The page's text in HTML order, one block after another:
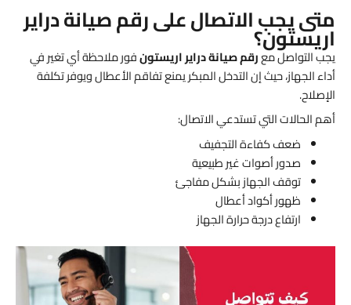
متى يجب الاتصال على رقم صيانة دراير
اريستون؟
يجب التواصل معرقم صيانة دراير اريستونفور ملاحظة أي تغير في
أداء الجهاز، حيث إن التدخل المبكر يمنع تفاقم الأعطال ويوفر تكلفة
الإصلاح.
أهم الحالات التي تستدعي الاتصال:
ضعف كفاءة التجفيف
صدور أصوات غير طبيعية
توقف الجهاز بشكل مفاجئ
ظهور أكواد أعطال
ارتفاع درجة حرارة الجهاز